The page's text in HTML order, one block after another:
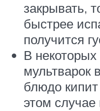
закрывать,
быстрее
получится
В
мультварок
блюдо
этом